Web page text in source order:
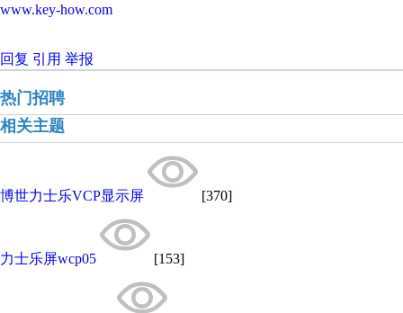
www.key-how.com
回复 引用 举报
热门招聘
相关主题
博世力士乐VCP显示屏 [370]
力士乐屏wcp05 [153]